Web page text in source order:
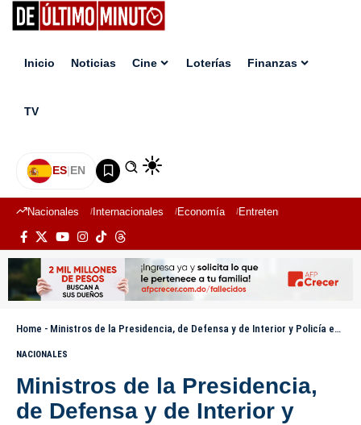
Inicio Noticias Cine Loterías Finanzas
TV
ES|EN
Nacionales Internacionales Economía Entretenimiento
Home - Ministros de la Presidencia, de Defensa y de Interior y Policía encabezan reunión de seguimiento al Plan de Seguridad Ciudadana
NACIONALES
Ministros de la Presidencia,
de Defensa y de Interior y